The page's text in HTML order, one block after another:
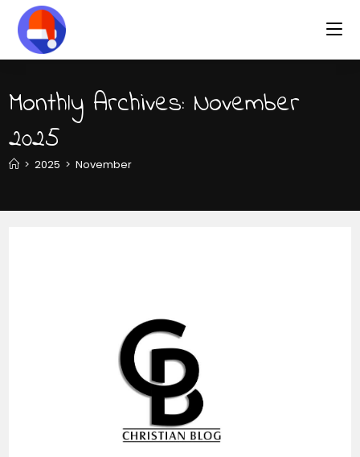
content
Monthly Archives: November
2025
> 2025 > November